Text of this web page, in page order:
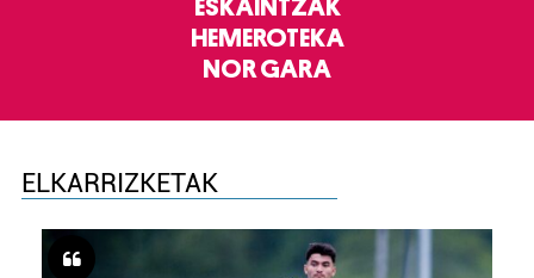
ESKAINTZAK
HEMEROTEKA
NOR GARA
ELKARRIZKETAK